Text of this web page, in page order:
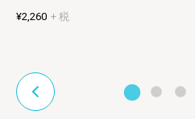
¥2,260 + 税